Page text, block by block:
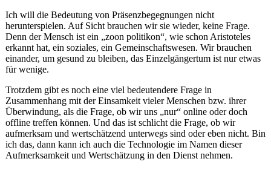
Ich will die Bedeutung von Präsenzbegegnungen nicht
herunterspielen. Auf Sicht brauchen wir sie wieder, keine Frage.
Denn der Mensch ist ein „zoon politikon“, wie schon Aristoteles
erkannt hat, ein soziales, ein Gemeinschaftswesen. Wir brauchen
einander, um gesund zu bleiben, das Einzelgängertum ist nur etwas
für wenige.
Trotzdem gibt es noch eine viel bedeutendere Frage in
Zusammenhang mit der Einsamkeit vieler Menschen bzw. ihrer
Überwindung, als die Frage, ob wir uns „nur“ online oder doch
offline treffen können. Und das ist schlicht die Frage, ob wir
aufmerksam und wertschätzend unterwegs sind oder eben nicht. Bin
ich das, dann kann ich auch die Technologie im Namen dieser
Aufmerksamkeit und Wertschätzung in den Dienst nehmen.